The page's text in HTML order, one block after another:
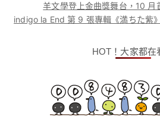
羊文學登上金曲獎舞台，10 月
indigo la End 第 9 張專輯《満ちた紫
HOT！大家都在